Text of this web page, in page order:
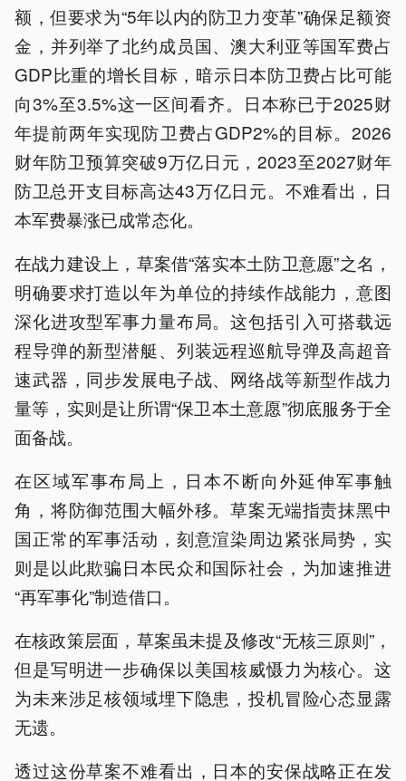
额，但要求为“5年以内的防卫力变革”确保足额资
金，并列举了北约成员国、澳大利亚等国军费占
GDP比重的增长目标，暗示日本防卫费占比可能
向3%至3.5%这一区间看齐。日本称已于2025财
年提前两年实现防卫费占GDP2%的目标。2026
财年防卫预算突破9万亿日元，2023至2027财年
防卫总开支目标高达43万亿日元。不难看出，日
本军费暴涨已成常态化。
在战力建设上，草案借“落实本土防卫意愿”之名，
明确要求打造以年为单位的持续作战能力，意图
深化进攻型军事力量布局。这包括引入可搭载远
程导弹的新型潜艇、列装远程巡航导弹及高超音
速武器，同步发展电子战、网络战等新型作战力
量等，实则是让所谓“保卫本土意愿”彻底服务于全
面备战。
在区域军事布局上，日本不断向外延伸军事触
角，将防御范围大幅外移。草案无端指责抹黑中
国正常的军事活动，刻意渲染周边紧张局势，实
则是以此欺骗日本民众和国际社会，为加速推进
“再军事化”制造借口。
在核政策层面，草案虽未提及修改“无核三原则”，
但是写明进一步确保以美国核威慑力为核心。这
为未来涉足核领域埋下隐患，投机冒险心态显露
无遗。
透过这份草案不难看出，日本的安保战略正在发